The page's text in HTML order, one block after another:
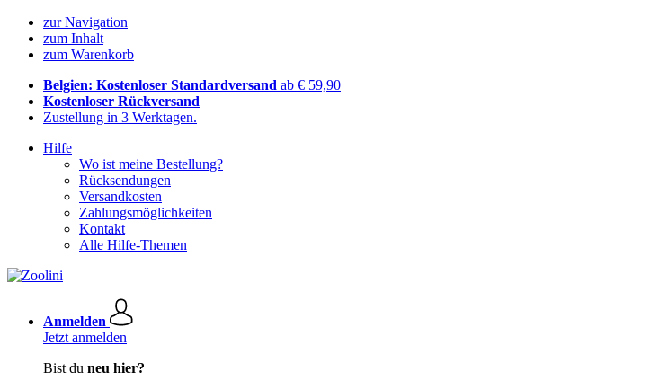
zur Navigation
zum Inhalt
zum Warenkorb
Belgien: Kostenloser Standardversand ab € 59,90
Kostenloser Rückversand
Zustellung in 3 Werktagen.
Hilfe
Wo ist meine Bestellung?
Rücksendungen
Versandkosten
Zahlungsmöglichkeiten
Kontakt
Alle Hilfe-Themen
Anmelden
Jetzt anmelden
Bist du neu hier?